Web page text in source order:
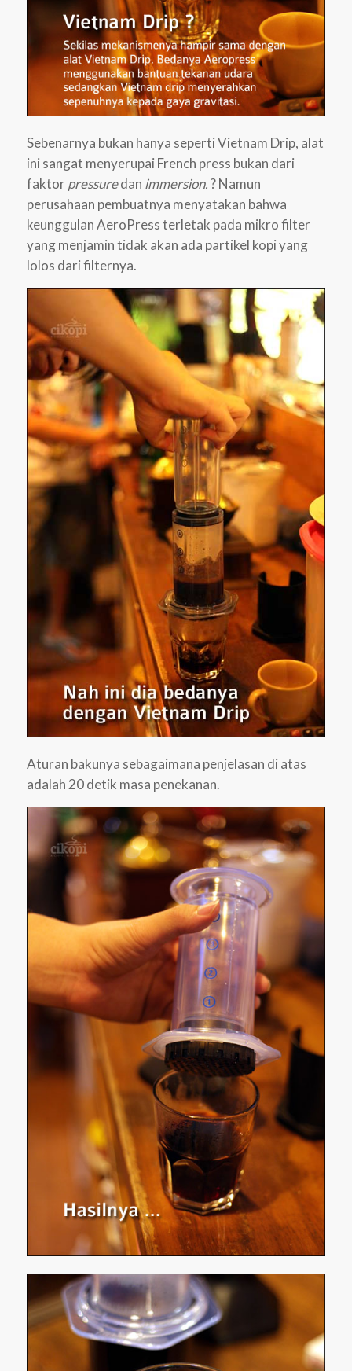
Sebenarnya bukan hanya seperti Vietnam Drip, alat
ini sangat menyerupai French press bukan dari
faktorpressuredan immersion.? Namun
perusahaan pembuatnya menyatakan bahwa
keunggulan AeroPress terletak pada mikro filter
yang menjamin tidak akan ada partikel kopi yang
lolos dari filternya.
Aturan bakunya sebagaimana penjelasan di atas
adalah 20 detik masa penekanan.